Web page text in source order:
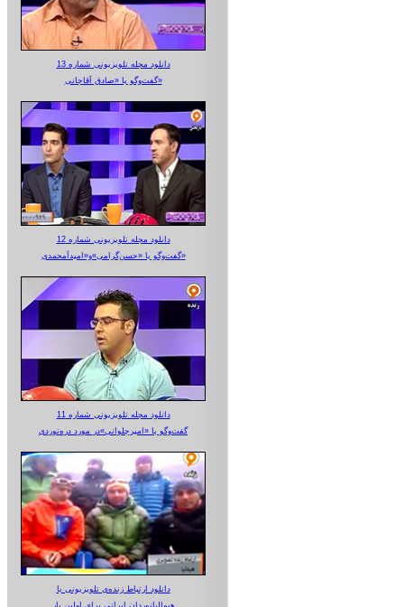
دانلود مجله تلویزیونی شماره 13
گفت‌وگو با «صادق آقاجانی»
دانلود مجله تلویزیونی شماره 12
گفت‌وگو با «حسن‌گرامی»و«امیدآمحمدی»
دانلود مجله تلویزیونی شماره 11
گفت‌وگو با «امیرجلوانی»در مورد دره‌نوردی
دانلود ارتباط زنده‌ی تلویزیونی‌ با